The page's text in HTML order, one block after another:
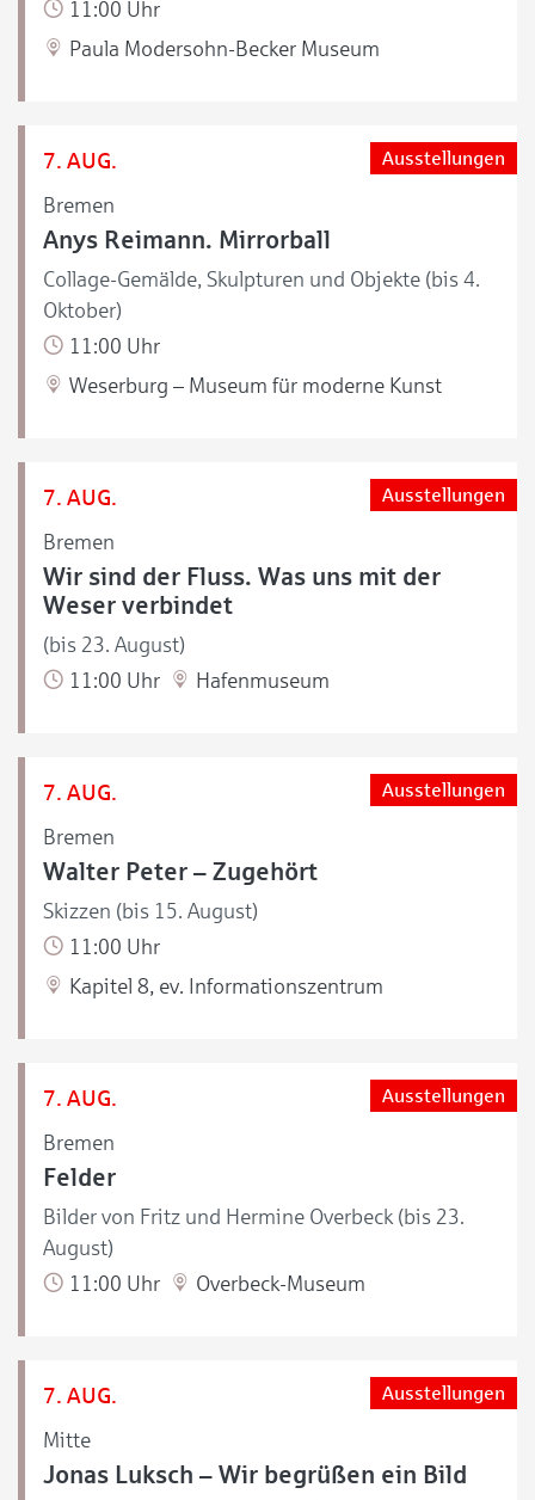
11:00 Uhr
Paula Modersohn-Becker Museum
7. AUG.
Bremen
Ausstellungen
Anys Reimann. Mirrorball
Collage-Gemälde, Skulpturen und Objekte (bis 4.
Oktober)
11:00 Uhr
Weserburg – Museum für moderne Kunst
7. AUG.
Bremen
Ausstellungen
Wir sind der Fluss. Was uns mit der
Weser verbindet
(bis 23. August)
11:00 Uhr
Hafenmuseum
7. AUG.
Bremen
Ausstellungen
Walter Peter – Zugehört
Skizzen (bis 15. August)
11:00 Uhr
Kapitel 8, ev. Informationszentrum
7. AUG.
Bremen
Ausstellungen
Felder
Bilder von Fritz und Hermine Overbeck (bis 23.
August)
11:00 Uhr
Overbeck-Museum
7. AUG.
Mitte
Ausstellungen
Jonas Luksch – Wir begrüßen ein Bild